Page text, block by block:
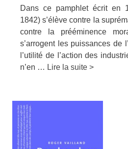
Dans ce pamphlet écrit en
1842) s’élève contre la
contre la prééminence
s’arrogent les puissances de
l’utilité de l’action des
n’en … Lire la suite >